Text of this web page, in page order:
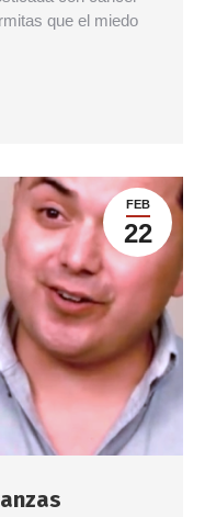
que el miedo
FEB
22